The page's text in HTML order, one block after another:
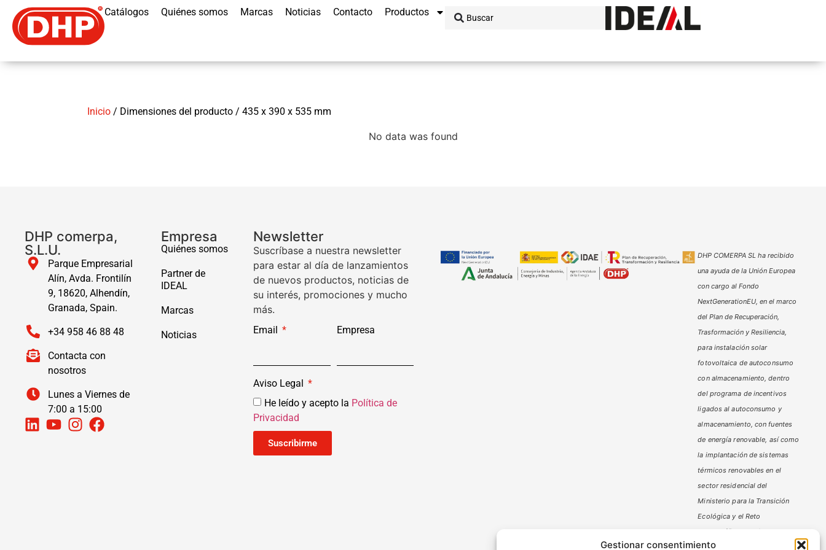
Gestionar consentimiento
Catálogos Quiénes somos Marcas Noticias Contacto Productos
Inicio / Dimensiones del producto / 435 x 390 x 535 mm
No data was found
DHP comerpa,
S.L.U.
Parque Empresarial
Alín, Avda. Frontilín
9, 18620, Alhendín,
Granada, Spain.
+34 958 46 88 48
Contacta con
nosotros
Lunes a Viernes de
7:00 a 15:00
Empresa
Quiénes somos
Partner de
IDEAL
Marcas
Noticias
Newsletter
Suscríbase a nuestra newsletter
para estar al día de lanzamientos
de nuevos productos, noticias de
su interés, promociones y mucho
más.
Email Empresa
Aviso Legal
He leído y acepto la Política de
Privacidad
Suscribirme
DHP COMERPA SL ha recibido
una ayuda de la Unión Europea
con cargo al Fondo
NextGenerationEU, en el marco
del Plan de Recuperación,
Trasformación y Resiliencia,
para instalación solar
fotovoltaica de autoconsumo
con almacenamiento, dentro
del programa de incentivos
ligados al autoconsumo y
almacenamiento, con fuentes
de energía renovable, así como
la implantación de sistemas
térmicos renovables en el
sector residencial del
Ministerio para la Transición
Ecológica y el Reto
Demográfico,
gestionado por
la Junta de Andalucía, a través